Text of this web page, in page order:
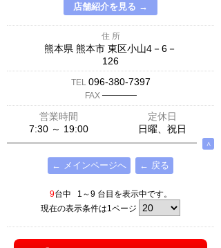
店舗紹介を見る →
住 所
熊本県 熊本市 東区小山4－6－
126
TEL 096-380-7397
FAX ─────
営業時間
定休日
7:30 ～ 19:00
日曜、祝日
∧
← メインページへ ← 戻る
9台中 1～9 台目を表示中です。
現在の表示条件は1ページ